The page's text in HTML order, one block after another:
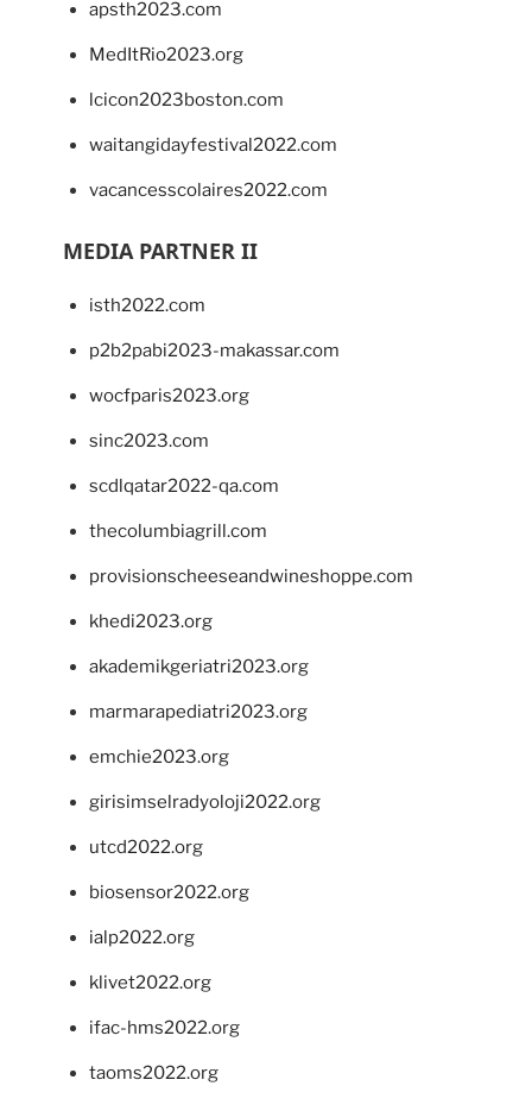
apsth2023.com
MedItRio2023.org
lcicon2023boston.com
waitangidayfestival2022.com
vacancesscolaires2022.com
MEDIA PARTNER II
isth2022.com
p2b2pabi2023-makassar.com
wocfparis2023.org
sinc2023.com
scdlqatar2022-qa.com
thecolumbiagrill.com
provisionscheeseandwineshoppe.com
khedi2023.org
akademikgeriatri2023.org
marmarapediatri2023.org
emchie2023.org
girisimselradyoloji2022.org
utcd2022.org
biosensor2022.org
ialp2022.org
klivet2022.org
ifac-hms2022.org
taoms2022.org